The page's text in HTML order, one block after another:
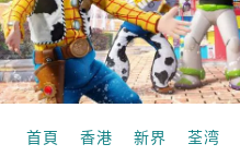
首頁 香港 新界 荃湾